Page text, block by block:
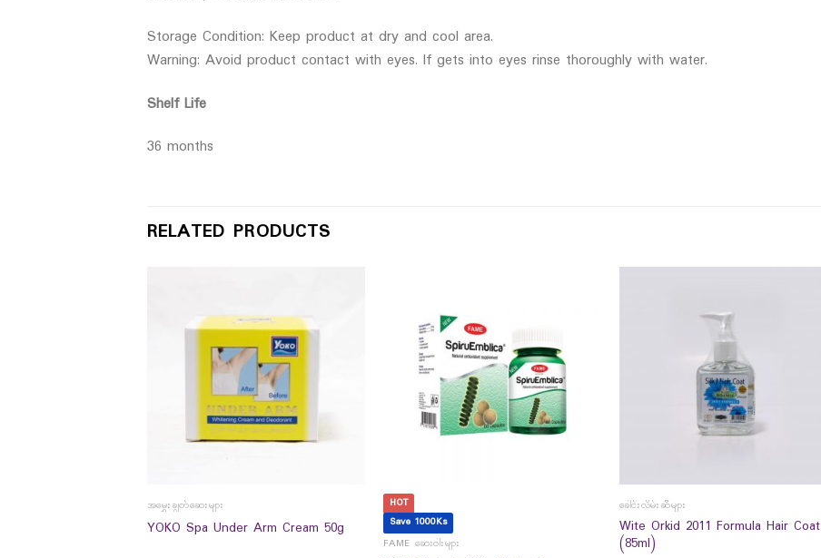
Storage Condition: Keep product at dry and cool area.
Warning: Avoid product contact with eyes. If gets into eyes rinse thoroughly with water.
Shelf Life
36 months
RELATED PRODUCTS
အမွှေးချွတ်ဆေးများ
YOKO Spa Under Arm Cream 50g
HOT
Save 1000Ks
FAME ဆေးဝါးများ
ခေါင်းလိမ်းဆီများ
Wite Orkid 2011 Formula Hair Coat
(85ml)